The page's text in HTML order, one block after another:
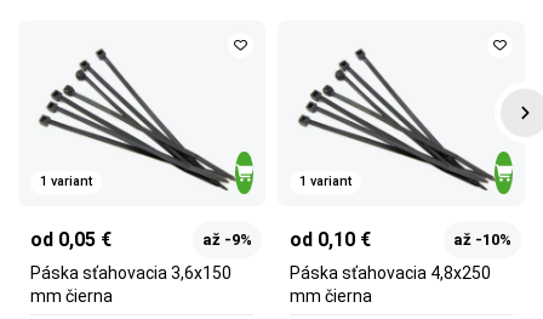
1 variant
od 0,05 € až -9%
Páska sťahovacia 3,6x150
mm čierna
1 variant
od 0,10 € až -10%
Páska sťahovacia 4,8x250
mm čierna